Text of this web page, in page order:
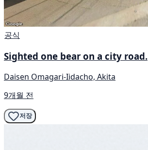
공식
Sighted one bear on a city road.
Daisen Omagari-Iidacho, Akita
9개월 전
저장